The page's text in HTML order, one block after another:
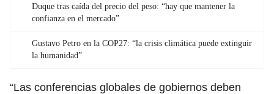
Duque tras caída del precio del peso: “hay que mantener la
confianza en el mercado”
Gustavo Petro en la COP27: “la crisis climática puede extinguir
la humanidad”
“Las conferencias globales de gobiernos deben